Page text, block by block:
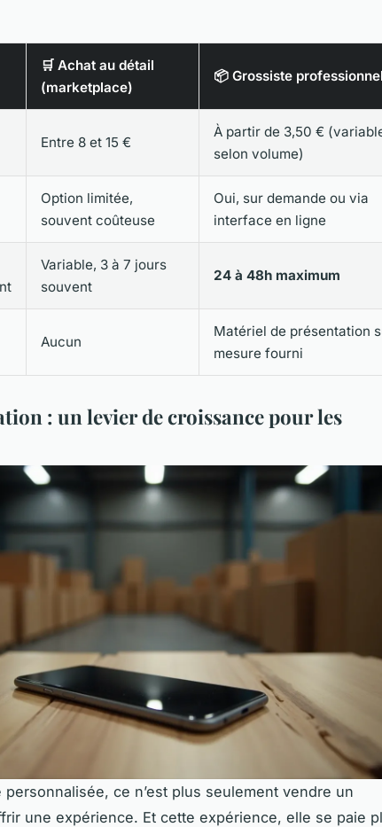
🛒 Achat au détail
(marketplace)
📦 Grossiste professionnel
Entre 8 et 15 €
À partir de 3,50 €
selon volume)
Option limitée,
souvent coûteuse
Oui, sur demande ou via
interface en ligne
Variable, 3 à 7 jours
souvent
24 à 48h maximum
Aucun
Matériel de présentation
mesure fourni
: un levier de croissance pour les
ce n’est plus seulement vendre un
une expérience. Et cette expérience, elle se paie